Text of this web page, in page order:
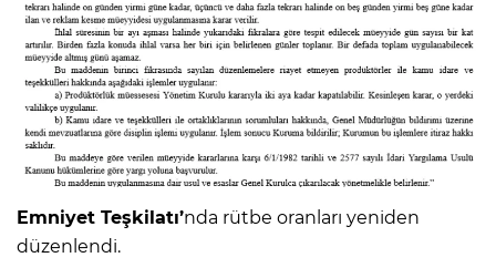
Emniyet Teşkilatı’nda rütbe oranları yeniden
düzenlendi.